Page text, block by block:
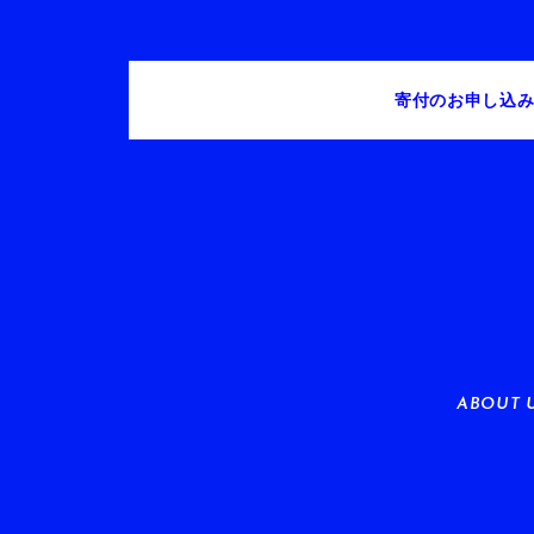
寄付のお申し込み
ABOUT